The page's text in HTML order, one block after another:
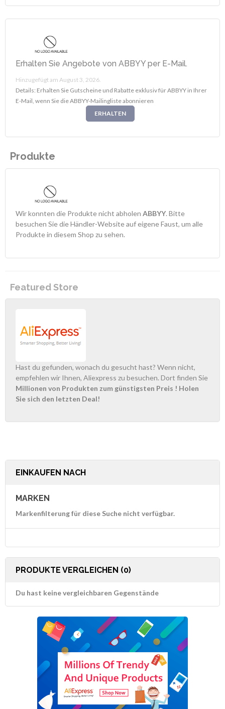
Erhalten Sie Angebote von ABBYY per E-Mail.
Hinzugefügt am August 3, 2026.
Details: Erhalten Sie Gutscheine und Rabatte exklusiv für ABBYY in Ihrer
E-Mail, wenn Sie die ABBYY-Mailingliste abonnieren
ERHALTEN
Produkte
Wir konnten die Produkte nicht abholen ABBYY. Bitte
besuchen Sie die Händler-Website auf eigene Faust, um alle
Produkte in diesem Shop zu sehen.
Featured Store
Hast du gefunden, wonach du gesucht hast? Wenn nicht,
empfehlen wir Ihnen, Aliexpress zu besuchen. Dort finden Sie
Millionen von Produkten zum günstigsten Preis ! Holen
Sie sich den letzten Deal!
EINKAUFEN NACH
MARKEN
Markenfilterung für diese Suche nicht verfügbar.
PRODUKTE VERGLEICHEN (0)
Du hast keine vergleichbaren Gegenstände